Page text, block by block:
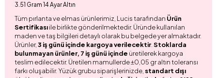
3.51 Gram 14 Ayar Altın
Tüm pırlanta ve elmas ürünlerimiz, Lucis tarafından Ürün
Sertifikasıile birlikte gönderilmektedir. Üründe kullanılan
maden ve taş bilgileri detaylı olarak bu belgede yer almaktadır.
Ürünler,3 iş günü içinde kargoya verilecektir. Stoklarda
bulunmayan ürünler, 7 iş günü içinde üretilerek kargoya
teslim edilecektir. Üretilen mamullerde ±0,05 gr altın toleransı
farkı oluşabilir. Yüzük grubu siparişlerinizde, standart dışı